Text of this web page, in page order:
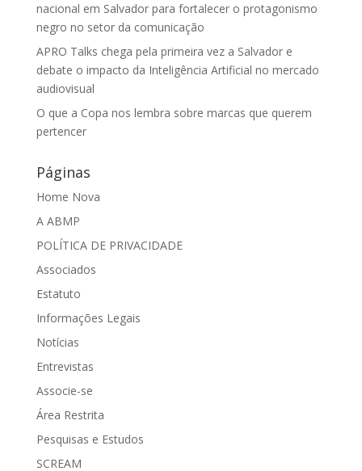
nacional em Salvador para fortalecer o protagonismo
negro no setor da comunicação
APRO Talks chega pela primeira vez a Salvador e
debate o impacto da Inteligência Artificial no mercado
audiovisual
O que a Copa nos lembra sobre marcas que querem
pertencer
Páginas
Home Nova
A ABMP
POLÍTICA DE PRIVACIDADE
Associados
Estatuto
Informações Legais
Notícias
Entrevistas
Associe-se
Área Restrita
Pesquisas e Estudos
SCREAM